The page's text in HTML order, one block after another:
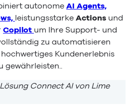
autonomeAI Agents,
leistungsstarkeActions und
Copilot um Ihre Support- und
zu automatisieren
Kundenerlebnis
gewährleisten..